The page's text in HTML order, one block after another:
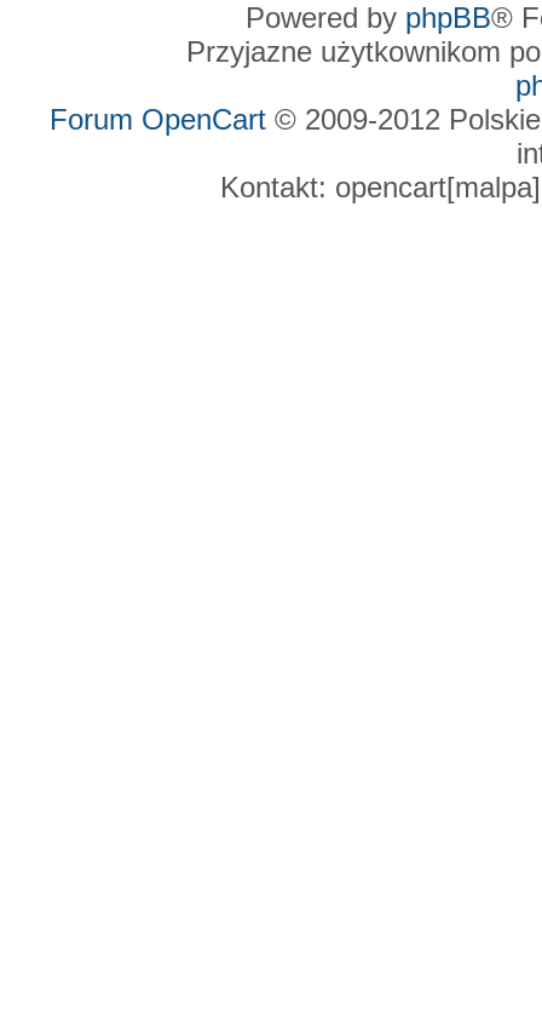
Powered by phpBB®
Przyjazne użytkownikom
Forum OpenCart © 2009-2012
Kontakt: